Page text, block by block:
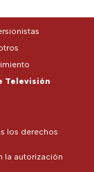
los derechos
la autorización
Televisión